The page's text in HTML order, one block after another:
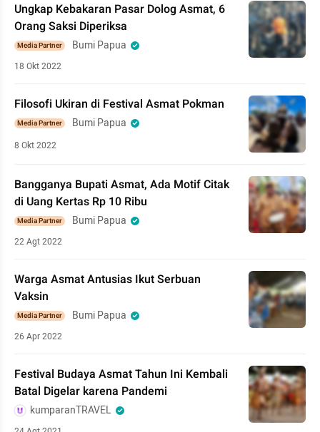
Ungkap Kebakaran Pasar Dolog Asmat, 6
Orang Saksi Diperiksa
Media Partner Bumi Papua
18 Okt 2022
Filosofi Ukiran di Festival Asmat Pokman
Media Partner Bumi Papua
8 Okt 2022
Bangganya Bupati Asmat, Ada Motif Citak
di Uang Kertas Rp 10 Ribu
Media Partner Bumi Papua
22 Agt 2022
Warga Asmat Antusias Ikut Serbuan
Vaksin
Media Partner Bumi Papua
26 Apr 2022
Festival Budaya Asmat Tahun Ini Kembali
Batal Digelar karena Pandemi
kumparanTRAVEL